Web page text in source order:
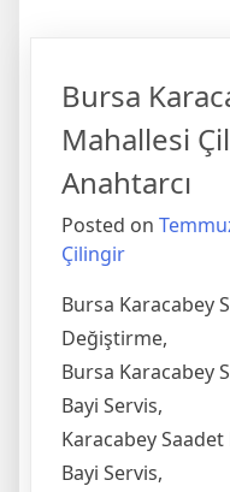
Bursa
Mahallesi
Anahtarcı
Posted on
Çilingir
Bursa Karacabey
Değiştirme,
Bursa Karacabey
Bayi Servis,
Karacabey
Bayi Servis,